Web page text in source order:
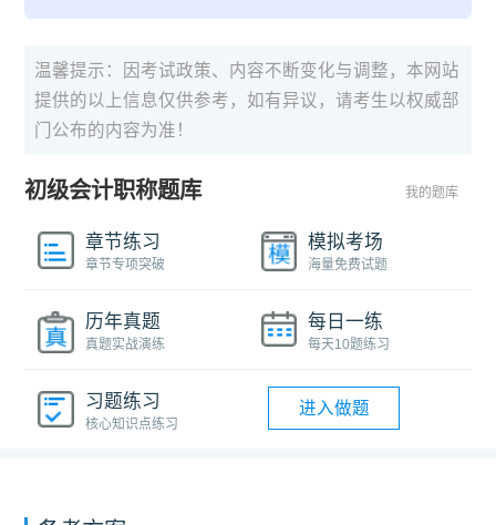
温馨提示：因考试政策、内容不断变化与调整，本网站
提供的以上信息仅供参考，如有异议，请考生以权威部
门公布的内容为准！
初级会计职称题库 我的题库
章节练习
章节专项突破
模拟考场
海量免费试题
历年真题
真题实战演练
每日一练
每天10题练习
习题练习
核心知识点练习
进入做题